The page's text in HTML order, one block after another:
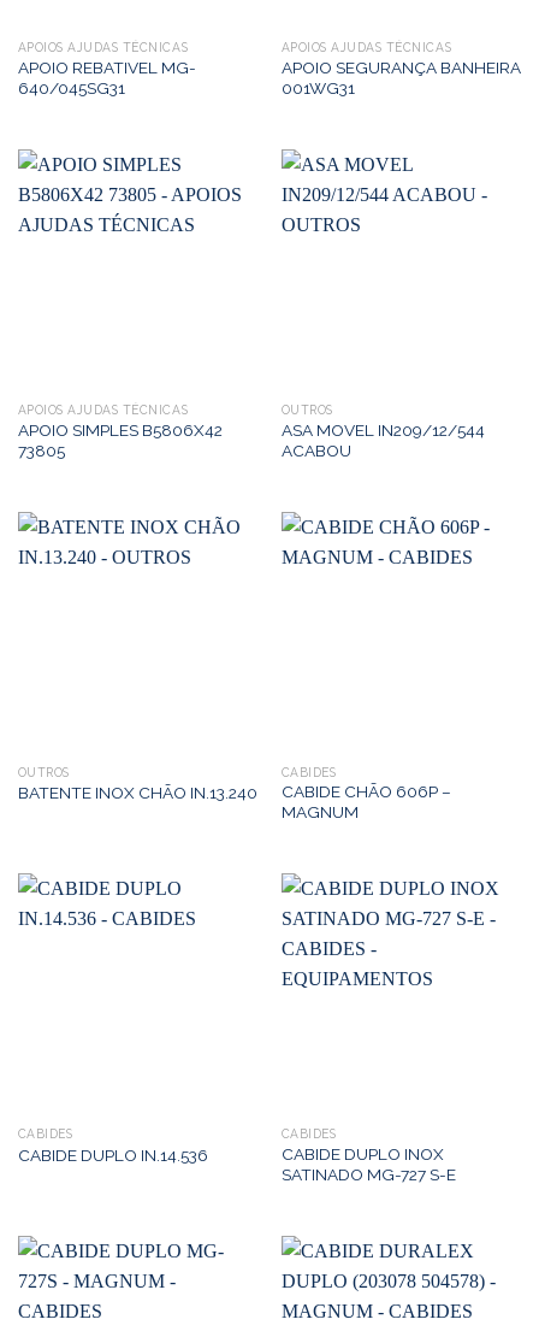
APOIOS AJUDAS TÉCNICAS
APOIO REBATIVEL MG-
640/045SG31
APOIOS AJUDAS TÉCNICAS
APOIO SEGURANÇA BANHEIRA
001WG31
APOIOS AJUDAS TÉCNICAS
APOIO SIMPLES B5806X42
73805
OUTROS
ASA MOVEL IN209/12/544
ACABOU
OUTROS
BATENTE INOX CHÃO IN.13.240
CABIDES
CABIDE CHÃO 606P –
MAGNUM
CABIDES
CABIDE DUPLO IN.14.536
CABIDES
CABIDE DUPLO INOX
SATINADO MG-727 S-E